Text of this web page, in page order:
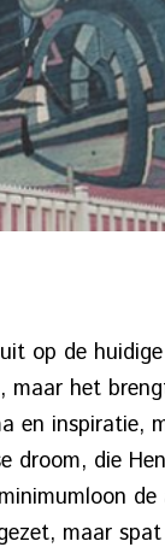
op de
het
en inspiratie,
droom, die
maar